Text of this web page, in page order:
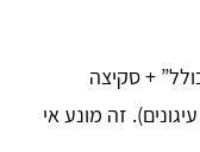
+ סקיצה
זה מונע אי